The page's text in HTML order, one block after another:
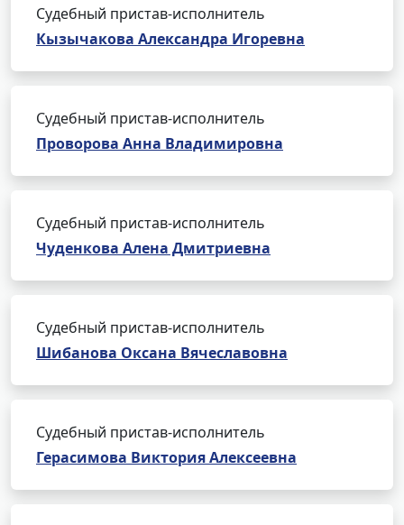
Судебный пристав-исполнитель
Кызычакова Александра Игоревна
Судебный пристав-исполнитель
Проворова Анна Владимировна
Судебный пристав-исполнитель
Чуденкова Алена Дмитриевна
Судебный пристав-исполнитель
Шибанова Оксана Вячеславовна
Судебный пристав-исполнитель
Герасимова Виктория Алексеевна